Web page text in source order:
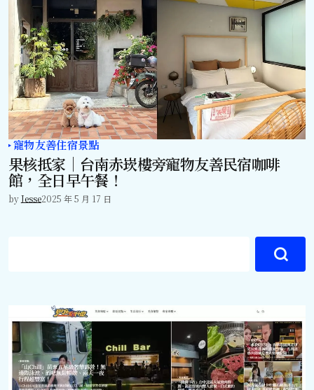
寵物友善住宿景點
果核抵家｜台南赤崁樓旁寵物友善民宿咖啡
館，全日早午餐！
byJesse2025 年 5 月 17 日